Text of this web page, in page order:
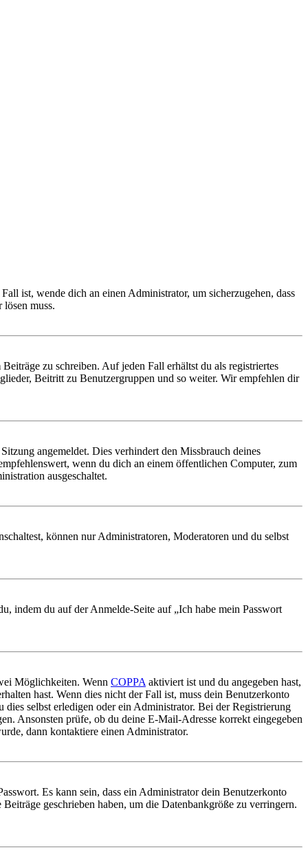
ist, wende dich an einen Administrator, um sicherzugehen, dass
muss.
zu schreiben. Auf jeden Fall erhältst du als registriertes
Beitritt zu Benutzergruppen und so weiter. Wir empfehlen dir
angemeldet. Dies verhindert den Missbrauch deines
wenn du dich an einem öffentlichen Computer, zum
ausgeschaltet.
können nur Administratoren, Moderatoren und du selbst
indem du auf der Anmelde-Seite auf „Ich habe mein Passwort
Möglichkeiten. Wenn COPPA aktiviert ist und du angegeben hast,
hast. Wenn dies nicht der Fall ist, muss dein Benutzerkonto
selbst erledigen oder ein Administrator. Bei der Registrierung
Ansonsten prüfe, ob du deine E-Mail-Adresse korrekt eingegeben
dann kontaktiere einen Administrator.
Es kann sein, dass ein Administrator dein Benutzerkonto
geschrieben haben, um die Datenbankgröße zu verringern.